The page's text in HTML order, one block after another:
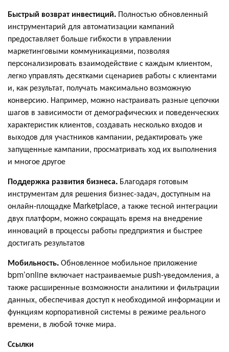
Быстрый возврат инвестиций. Полностью обновленный
инструментарий для автоматизации кампаний
предоставляет больше гибкости в управлении
маркетинговыми коммуникациями, позволяя
персонализировать взаимодействие с каждым клиентом,
легко управлять десятками сценариев работы с клиентами
и, как результат, получать максимально возможную
конверсию. Например, можно настраивать разные цепочки
шагов в зависимости от демографических и поведенческих
характеристик клиентов, создавать несколько входов и
выходов для участников кампании, редактировать уже
запущенные кампании, просматривать ход их выполнения
и многое другое
Поддержка развития бизнеса. Благодаря готовым
инструментам для решения бизнес-задач, доступным на
онлайн-площадке Marketplace, а также тесной интеграции
двух платформ, можно сокращать время на внедрение
инноваций в процессы работы предприятия и быстрее
достигать результатов
Мобильность.Обновленное мобильное приложение
bpm’online включает настраиваемые push-уведомления, а
также расширенные возможности аналитики и фильтрации
данных, обеспечивая доступ к необходимой информации и
функциям корпоративной системы в режиме реального
времени, в любой точке мира.
Ссылки